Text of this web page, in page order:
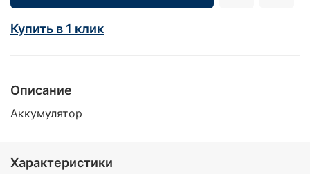
Купить в 1 клик
Описание
Аккумулятор
Характеристики